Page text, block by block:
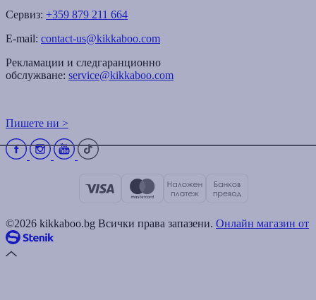
Сервиз: +359 879 211 664
E-mail: contact-us@kikkaboo.com
Рекламации и следгаранционно
обслужване: service@kikkaboo.com
Пишете ни >
©2026 kikkaboo.bg Всички права запазени. Онлайн магазин от